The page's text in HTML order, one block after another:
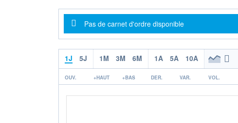
Message d'information
Pas de carnet d'ordre disponible
1J 5J 1M 3M 6M 1A 5A 10A
OUV. +HAUT +BAS DER. VAR. VOL.